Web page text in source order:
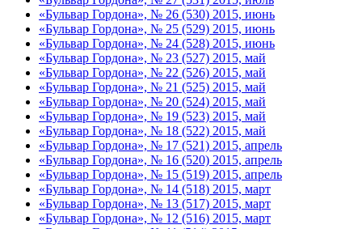
«Бульвар Гордона», № 26 (530) 2015, июнь
«Бульвар Гордона», № 25 (529) 2015, июнь
«Бульвар Гордона», № 24 (528) 2015, июнь
«Бульвар Гордона», № 23 (527) 2015, май
«Бульвар Гордона», № 22 (526) 2015, май
«Бульвар Гордона», № 21 (525) 2015, май
«Бульвар Гордона», № 20 (524) 2015, май
«Бульвар Гордона», № 19 (523) 2015, май
«Бульвар Гордона», № 18 (522) 2015, май
«Бульвар Гордона», № 17 (521) 2015, апрель
«Бульвар Гордона», № 16 (520) 2015, апрель
«Бульвар Гордона», № 15 (519) 2015, апрель
«Бульвар Гордона», № 14 (518) 2015, март
«Бульвар Гордона», № 13 (517) 2015, март
«Бульвар Гордона», № 12 (516) 2015, март